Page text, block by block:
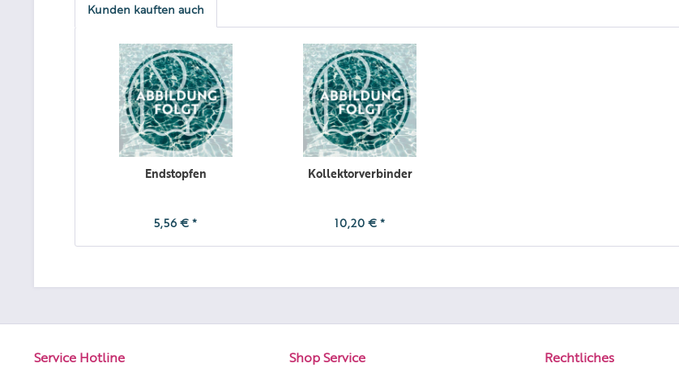
Kunden kauften auch
Endstopfen
5,56 € *
Kollektorverbinder
10,20 € *
Service Hotline Shop Service Rechtliches